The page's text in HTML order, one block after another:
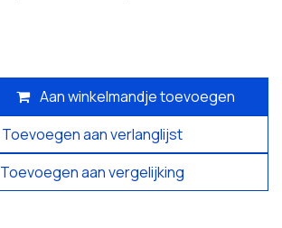
Aan winkelmandje toevoegen
Toevoegen aan vergelijking
Toevoegen aan verlanglijst